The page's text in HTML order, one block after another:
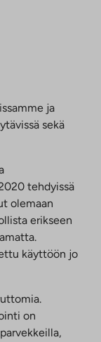
ja
sekä
tehdyissä
olemaan
erikseen
käyttöön jo
on